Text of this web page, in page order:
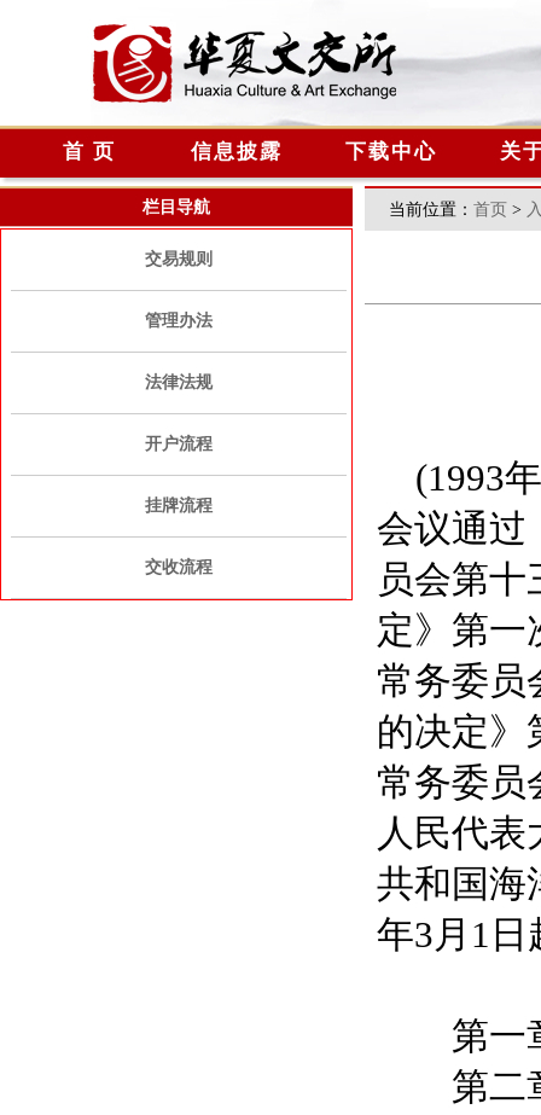
首 页 信息披露 下载中心 关
栏目导航
交易规则
管理办法
法律法规
开户流程
挂牌流程
交收流程
当前位置： 首页 >
(1993
会议通过
员会第
定》第
常务委员
的决定
常务委员
人民代
共和国海
年3月1日
第一
第二章